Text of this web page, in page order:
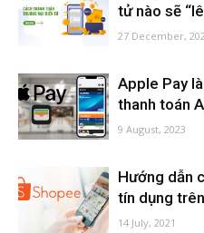
tử nào sẽ
27 December,
Apple Pay
thanh toán
9 August, 2023
Hướng dẫn
tín dụng
14 July, 2021